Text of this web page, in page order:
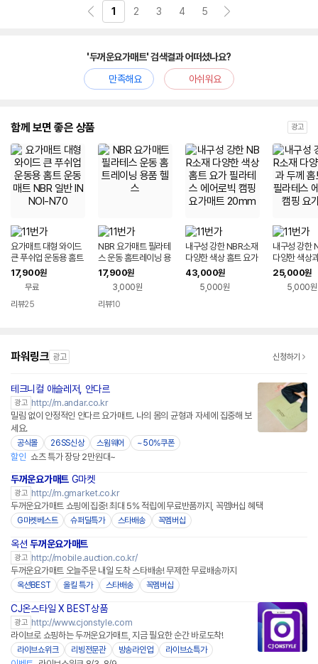
1 2 3 4 5
'두꺼운요가매트' 검색결과 어떠셨나요?
만족해요
아쉬워요
함께 보면 좋은 상품 광고
요가매트 대형 와이드
큰 푸쉬업 운동용 홈트
운동매트 NBR 일반 IN
NOI-N70
17,900원
무료
리뷰25
NBR 요가매트 필라테
스 운동 홈트레이닝 용
품 헬스
17,900원
3,000원
리뷰10
내구성 강한 NBR소재
다양한 색상 홈트 요가
필라테스 에어로빅 캠
핑 요가매트 20mm
43,000원
5,000원
내구성 강한
다양한 색상
트 요가 필라
로빅 캠핑 요
25,000원
5,000원
파워링크 광고 신청하기
테크니컬 애슬레저, 안다르
광고 http://m.andar.co.kr
밀림 없이 안정적인 안다르 요가매트. 나의 몸의 균형과 자세에 집중해 보
세요.
공식몰 26SS신상 스윔웨어 ~50%쿠폰
할인 쇼츠 특가 장당 2만원대~
두꺼운요가매트G마켓
광고 http://m.gmarket.co.kr
두꺼운요가매트 쇼핑에 집중! 최대 5% 적립에 무료반품까지, 꼭멤버십 혜택
G마켓베스트 슈퍼딜특가 스타배송 꼭멤버십
옥션두꺼운요가매트
광고 http://mobile.auction.co.kr/
두꺼운요가매트 오늘주문 내일 도착 스타배송! 무제한 무료배송까지
옥션BEST 올킬 특가 스타배송 꼭멤버십
CJ온스타일 X BEST상품
광고 http://www.cjonstyle.com
라이브로 쇼핑하는 두꺼운요가매트, 지금 필요한 순간 바로도착!
라이브쇼위크 리빙전문관 방송라인업 라이브쇼특가